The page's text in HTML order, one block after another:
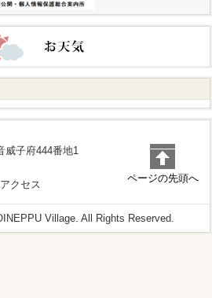
威子府444番地1
アクセス
ページの先頭へ
Village. All Rights Reserved.